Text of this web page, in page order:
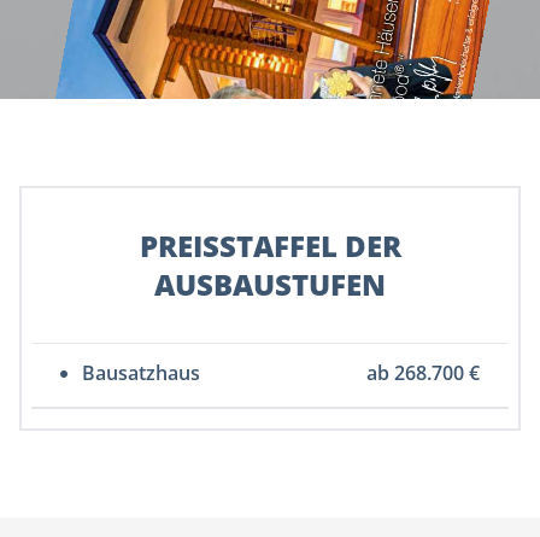
PREISSTAFFEL DER
AUSBAUSTUFEN
Bausatzhaus ab 268.700 €